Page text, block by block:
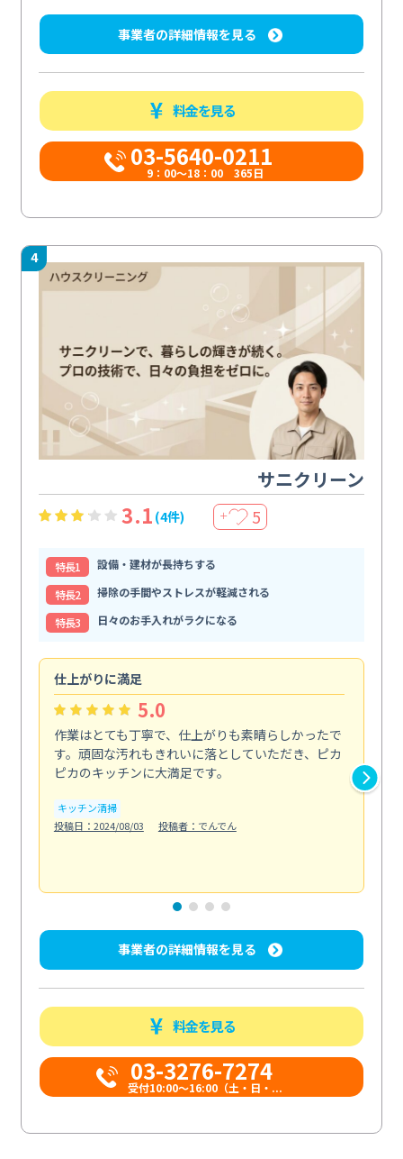
事業者の詳細情報を見る
料金を見る
03-5640-0211
9：00～18：00 365日
4
サニクリーン
3.1 (4件) ＋ 5
特⻑1
設備・建材が長持ちする
特⻑2
掃除の手間やストレスが軽減される
特⻑3
日々のお手入れがラクになる
仕上がりに満足
5.0
作業はとても丁寧で、仕上がりも素晴らしかったで
す。頑固な汚れもきれいに落としていただき、ピカ
ピカのキッチンに大満足です。
キッチン清掃
投稿日：2024/08/03
投稿者：でんでん
事業者の詳細情報を見る
料金を見る
03-3276-7274
受付10:00〜16:00（土・日・...